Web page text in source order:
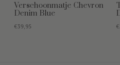
Verschoonmatje Chevron
Denim Blue
€39,95